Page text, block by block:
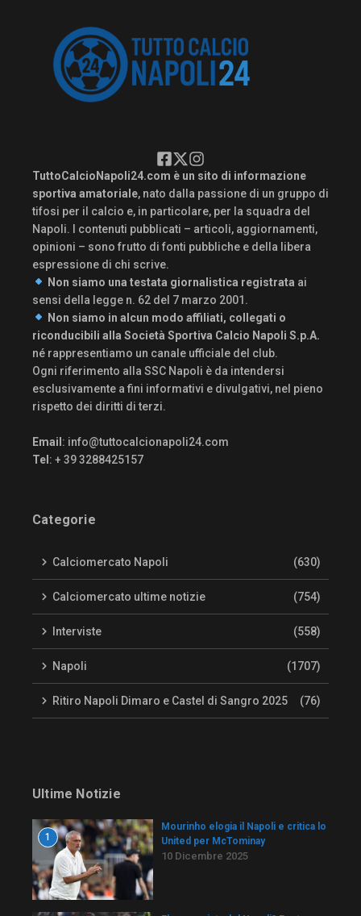
TuttoCalcioNapoli24.com è un sito di informazione
sportiva amatoriale, nato dalla passione di un gruppo di
tifosi per il calcio e, in particolare, per la squadra del
Napoli. I contenuti pubblicati – articoli, aggiornamenti,
opinioni – sono frutto di fonti pubbliche e della libera
espressione di chi scrive.
Non siamo una testata giornalistica registrata ai
sensi della legge n. 62 del 7 marzo 2001.
Non siamo in alcun modo affiliati, collegati o
riconducibili alla Società Sportiva Calcio Napoli S.p.A.
né rappresentiamo un canale ufficiale del club.
Ogni riferimento alla SSC Napoli è da intendersi
esclusivamente a fini informativi e divulgativi, nel pieno
rispetto dei diritti di terzi.
Email : info@tuttocalcionapoli24.com
Tel : + 39 3288425157
Categorie
Calciomercato Napoli (630)
Calciomercato ultime notizie (754)
Interviste (558)
Napoli (1707)
Ritiro Napoli Dimaro e Castel di Sangro 2025 (76)
Ultime Notizie
1
Mourinho elogia il Napoli e critica lo
United per McTominay
10 Dicembre 2025